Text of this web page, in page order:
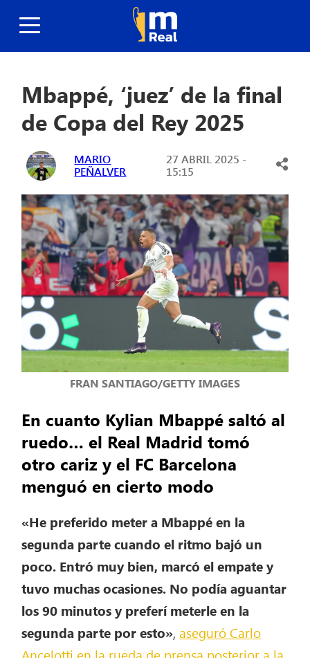
Mbappé, ‘juez’ de la final
de Copa del Rey 2025
MARIO
PEÑALVER
27 ABRIL 2025 -
15:15
FRAN SANTIAGO/GETTY IMAGES
En cuanto Kylian Mbappé saltó al
ruedo… el Real Madrid tomó
otro cariz y el FC Barcelona
menguó en cierto modo
«He preferido meter a Mbappé en la
segunda parte cuando el ritmo bajó un
poco. Entró muy bien, marcó el empate y
tuvo muchas ocasiones. No podía aguantar
los 90 minutos y preferí meterle en la
segunda parte por esto»,aseguró Carlo
Ancelotti en la rueda de prensa posterior a la